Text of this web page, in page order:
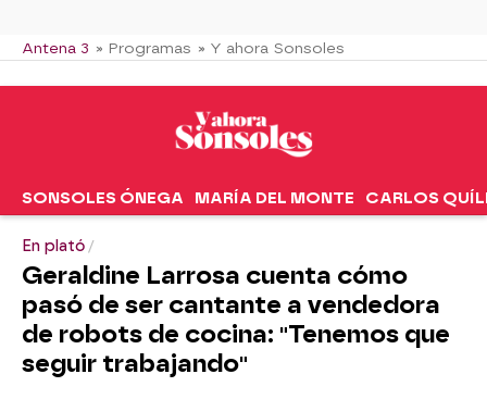
Antena 3 » Programas » Y ahora Sonsoles